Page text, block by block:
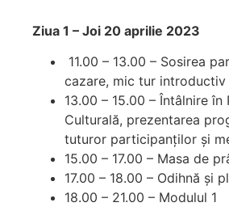
Ziua 1 – Joi 20 aprilie 2023
11.00 – 13.00 – Sosirea
cazare, mic tur
13.00 – 15.00 – Întâlnire în
Culturală, prezentarea
tuturor participanților și
15.00 – 17.00 – Masa de
17.00 – 18.00 – Odihnă și
18.00 – 21.00 – Modulul 1